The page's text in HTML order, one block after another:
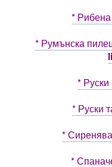
*
* Румънска
*
* Руски
*
*